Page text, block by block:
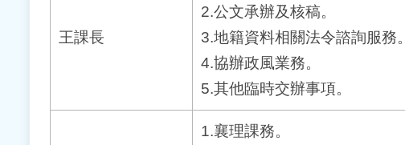
王課長
2.公文承辦及核稿。
3.地籍資料相關法令諮詢服務。
4.協辦政風業務。
5.其他臨時交辦事項。
1.襄理課務。